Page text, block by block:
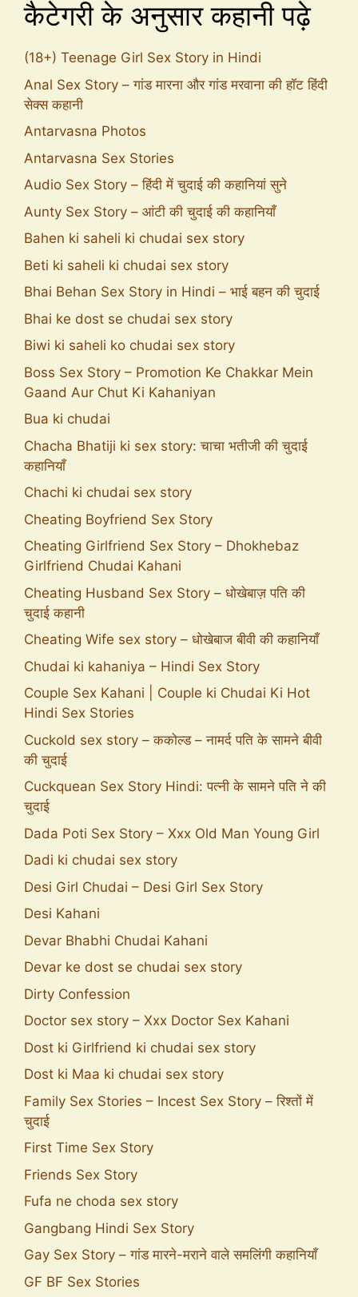
कैटेगरी के अनुसार कहानी पढ़े
(18+) Teenage Girl Sex Story in Hindi
Anal Sex Story – गांड मारना और गांड मरवाना की हॉट हिंदी
सेक्स कहानी
Antarvasna Photos
Antarvasna Sex Stories
Audio Sex Story – हिंदी में चुदाई की कहानियां सुने
Aunty Sex Story – आंटी की चुदाई की कहानियाँ
Bahen ki saheli ki chudai sex story
Beti ki saheli ki chudai sex story
Bhai Behan Sex Story in Hindi – भाई बहन की चुदाई
Bhai ke dost se chudai sex story
Biwi ki saheli ko chudai sex story
Boss Sex Story – Promotion Ke Chakkar Mein
Gaand Aur Chut Ki Kahaniyan
Bua ki chudai
Chacha Bhatiji ki sex story: चाचा भतीजी की चुदाई
कहानियाँ
Chachi ki chudai sex story
Cheating Boyfriend Sex Story
Cheating Girlfriend Sex Story – Dhokhebaz
Girlfriend Chudai Kahani
Cheating Husband Sex Story – धोखेबाज़ पति की
चुदाई कहानी
Cheating Wife sex story – धोखेबाज बीवी की कहानियाँ
Chudai ki kahaniya – Hindi Sex Story
Couple Sex Kahani | Couple ki Chudai Ki Hot
Hindi Sex Stories
Cuckold sex story – ककोल्ड – नामर्द पति के सामने बीवी
की चुदाई
Cuckquean Sex Story Hindi: पत्नी के सामने पति ने की
चुदाई
Dada Poti Sex Story – Xxx Old Man Young Girl
Dadi ki chudai sex story
Desi Girl Chudai – Desi Girl Sex Story
Desi Kahani
Devar Bhabhi Chudai Kahani
Devar ke dost se chudai sex story
Dirty Confession
Doctor sex story – Xxx Doctor Sex Kahani
Dost ki Girlfriend ki chudai sex story
Dost ki Maa ki chudai sex story
Family Sex Stories – Incest Sex Story – रिश्तों में
चुदाई
First Time Sex Story
Friends Sex Story
Fufa ne choda sex story
Gangbang Hindi Sex Story
Gay Sex Story – गांड मारने-मराने वाले समलिंगी कहानियाँ
GF BF Sex Stories